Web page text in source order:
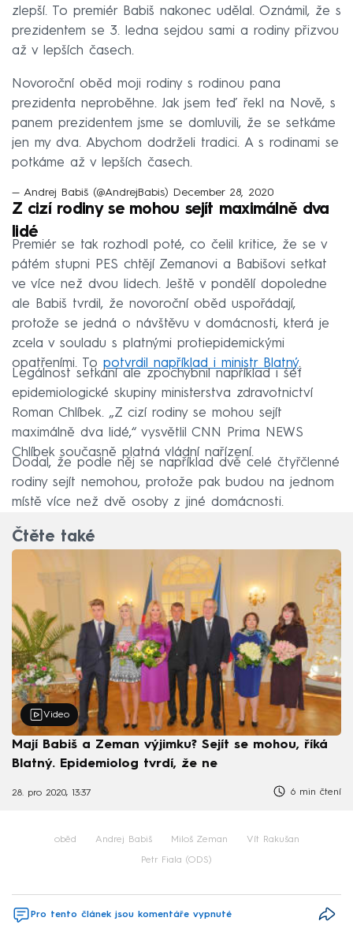
zlepší. To premiér Babiš nakonec udělal. Oznámil, že s
prezidentem se 3. ledna sejdou sami a rodiny přizvou
až v lepších časech.
Novoroční oběd moji rodiny s rodinou pana
prezidenta neproběhne. Jak jsem teď řekl na Nově, s
panem prezidentem jsme se domluvili, že se setkáme
jen my dva. Abychom dodrželi tradici. A s rodinami se
potkáme až v lepších časech.
— Andrej Babiš (@AndrejBabis) December 28, 2020
Z cizí rodiny se mohou sejít maximálně dva
lidé
Premiér se tak rozhodl poté, co čelil kritice, že se v
pátém stupni PES chtějí Zemanovi a Babišovi setkat
ve více než dvou lidech. Ještě v pondělí dopoledne
ale Babiš tvrdil, že novoroční oběd uspořádají,
protože se jedná o návštěvu v domácnosti, která je
zcela v souladu s platnými protiepidemickými
opatřeními. To potvrdil například i ministr Blatný.
Legálnost setkání ale zpochybnil například i šéf
epidemiologické skupiny ministerstva zdravotnictví
Roman Chlíbek. „Z cizí rodiny se mohou sejít
maximálně dva lidé,“ vysvětlil CNN Prima NEWS
Chlíbek současně platná vládní nařízení.
Dodal, že podle něj se například dvě celé čtyřčlenné
rodiny sejít nemohou, protože pak budou na jednom
místě více než dvě osoby z jiné domácnosti.
Čtěte také
Video
Mají Babiš a Zeman výjimku? Sejít se mohou, říká
Blatný. Epidemiolog tvrdí, že ne
28. pro 2020, 13:37 6 min čtení
oběd Andrej Babiš Miloš Zeman Vít Rakušan
Petr Fiala (ODS)
Pro tento článek jsou komentáře vypnuté